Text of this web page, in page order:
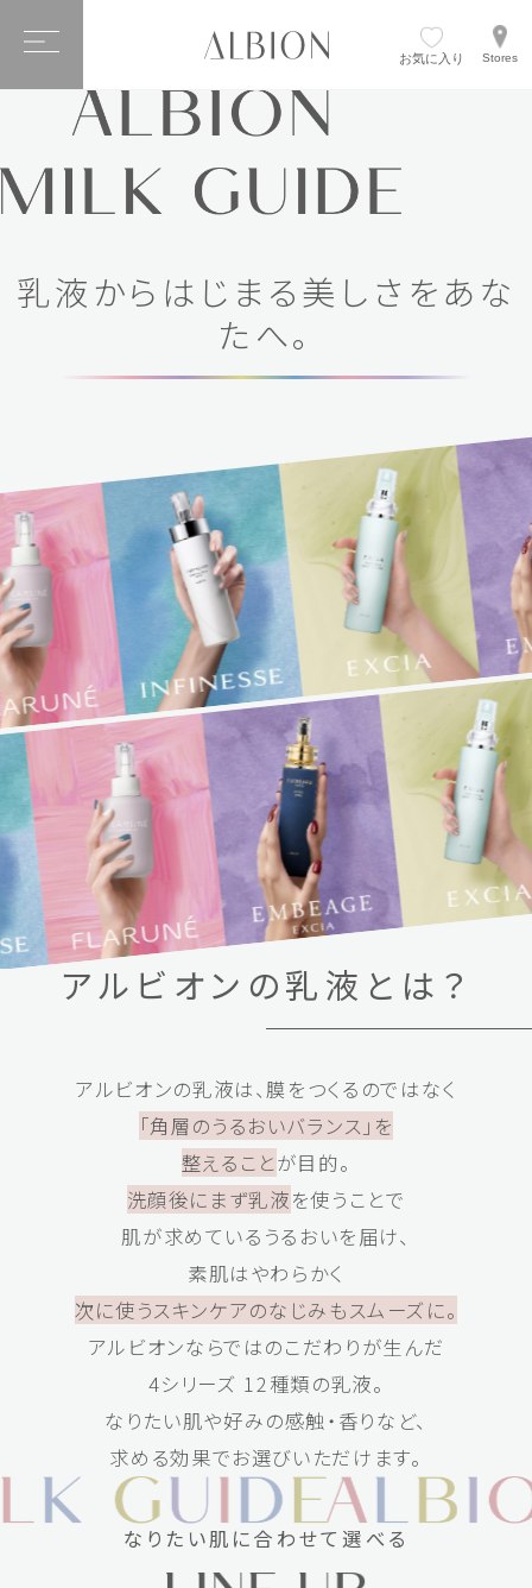
お気に入り Stores
乳液からはじまる美しさをあな
たへ。
アルビオンの乳液とは？
アルビオンの乳液は、膜をつくるのではなく
「角層のうるおいバランス」を
整えることが目的。
洗顔後にまず乳液を使うことで
肌が求めているうるおいを届け、
素肌はやわらかく
次に使うスキンケアのなじみもスムーズに。
アルビオンならではのこだわりが生んだ
4シリーズ 12種類の乳液。
なりたい肌や好みの感触・香りなど、
求める効果でお選びいただけます。
なりたい肌に合わせて選べる